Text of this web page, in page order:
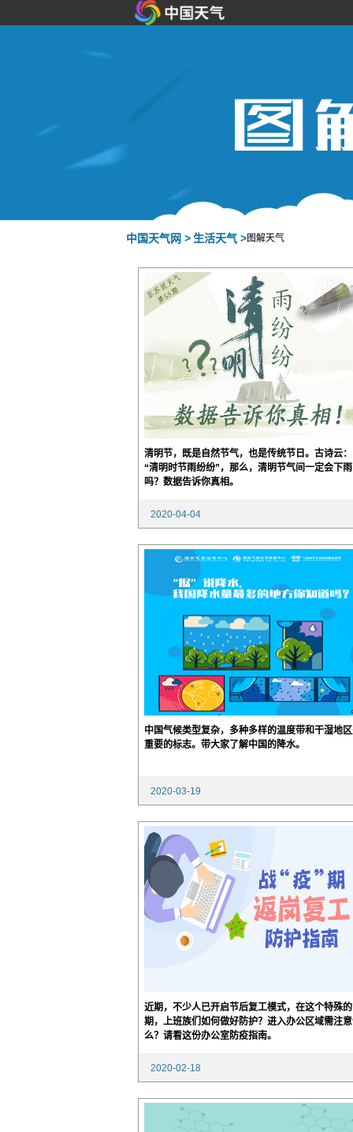
中国天气网 >生活天气 >图解天气
清明节，既是自然节气，也是传统节日。古诗云：
“清明时节雨纷纷”，那么，清明节气间一定会下雨
吗？数据告诉你真相。
2020-04-04
17:58:06
中国气候类型复杂，多种多样的温度带和干湿地
重要的标志。带大家了解中国的降水。
2020-03-19
15:54:03
近期，不少人已开启节后复工模式，在这个特殊
期，上班族们如何做好防护？进入办公区域需注
么？请看这份办公室防疫指南。
2020-02-18
15:55:16